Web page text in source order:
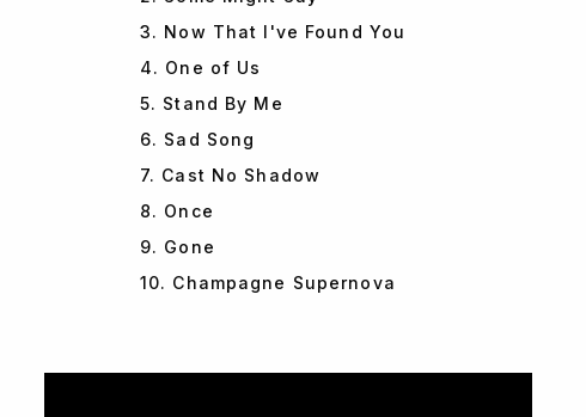
3. Now That I've Found You
4. One of Us
5. Stand By Me
6. Sad Song
7. Cast No Shadow
8. Once
9. Gone
10. Champagne Supernova